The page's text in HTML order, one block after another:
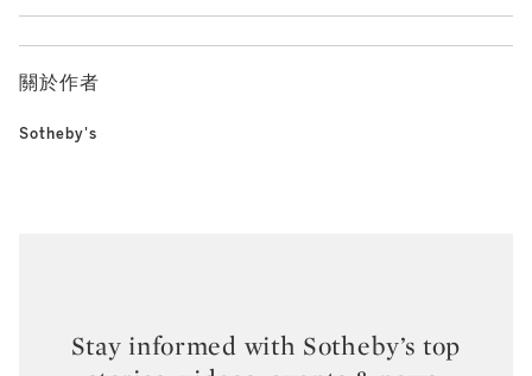
關於作者
Sotheby's
Stay informed with Sotheby’s top